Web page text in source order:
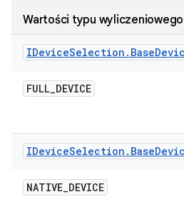
Wartości typu wyliczeniowego
IDeviceSelection . Base
FULL_DEVICE
IDeviceSelection . Base
NATIVE_DEVICE